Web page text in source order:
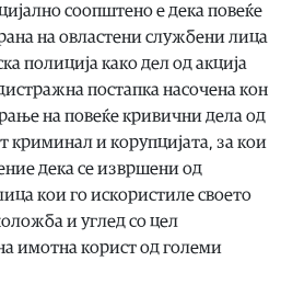
соопштено е дека повеќе
на овластени службени лица
полиција како дел од акција
постапка насочена кон
на повеќе кривични дела од
криминал и корупцијата, за кои
дека се извршени од
кои го искористиле своето
и углед со цел
имотна корист од големи